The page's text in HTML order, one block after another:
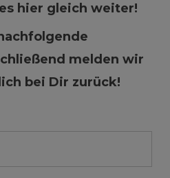
hier gleich weiter!
melden wir
bei Dir zurück!